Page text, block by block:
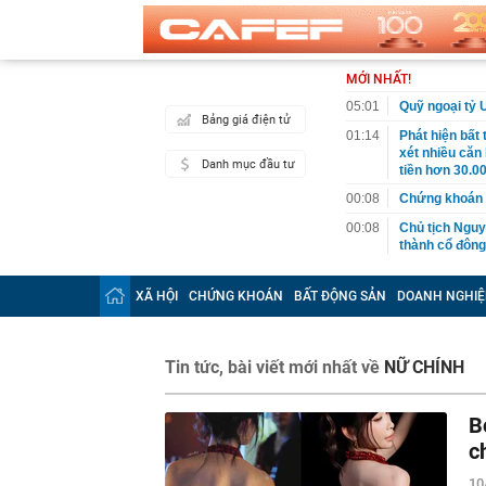
Bảng giá điện tử
Danh mục đầu tư
MỚI NHẤT!
05:01
Quỹ ngoại tỷ
01:14
Phát hiện
xét nhiều
tiền hơn
00:08
Chứng
00:08
Chủ tịch
thành cổ
00:05
Ít người biết
nhất biên
giường bệnh,
2026"
00:05
56 mã chứng
00:03
Một doanh
năm 2026, lợi
00:03
Chứng khoán
XÃ HỘI CHỨNG KHOÁN BẤT ĐỘNG SẢN DOANH
Tin tức, bài viết mới nhất về NỮ CHÍNH